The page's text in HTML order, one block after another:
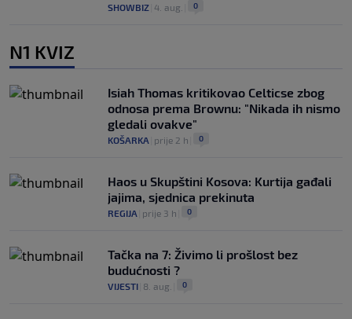
SHOWBIZ 4. aug. 0
N1 KVIZ
Isiah Thomas kritikovao Celticse zbog
odnosa prema Brownu: "Nikada ih nismo
gledali ovakve"
KOŠARKA prije 2 h 0
Haos u Skupštini Kosova: Kurtija gađali
jajima, sjednica prekinuta
REGIJA prije 3 h 0
Tačka na 7: Živimo li prošlost bez
budućnosti ?
VIJESTI 8. aug. 0